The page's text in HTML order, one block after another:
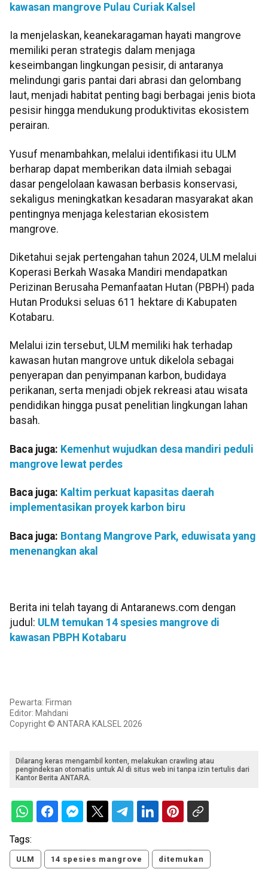
kawasan mangrove Pulau Curiak Kalsel
Ia menjelaskan, keanekaragaman hayati mangrove
memiliki peran strategis dalam menjaga
keseimbangan lingkungan pesisir, di antaranya
melindungi garis pantai dari abrasi dan gelombang
laut, menjadi habitat penting bagi berbagai jenis biota
pesisir hingga mendukung produktivitas ekosistem
perairan.
Yusuf menambahkan, melalui identifikasi itu ULM
berharap dapat memberikan data ilmiah sebagai
dasar pengelolaan kawasan berbasis konservasi,
sekaligus meningkatkan kesadaran masyarakat akan
pentingnya menjaga kelestarian ekosistem
mangrove.
Diketahui sejak pertengahan tahun 2024, ULM melalui
Koperasi Berkah Wasaka Mandiri mendapatkan
Perizinan Berusaha Pemanfaatan Hutan (PBPH) pada
Hutan Produksi seluas 611 hektare di Kabupaten
Kotabaru.
Melalui izin tersebut, ULM memiliki hak terhadap
kawasan hutan mangrove untuk dikelola sebagai
penyerapan dan penyimpanan karbon, budidaya
perikanan, serta menjadi objek rekreasi atau wisata
pendidikan hingga pusat penelitian lingkungan lahan
basah.
Baca juga: Kemenhut wujudkan desa mandiri peduli
mangrove lewat perdes
Baca juga: Kaltim perkuat kapasitas daerah
implementasikan proyek karbon biru
Baca juga: Bontang Mangrove Park, eduwisata yang
menenangkan akal
Berita ini telah tayang di Antaranews.com dengan
judul: ULM temukan 14 spesies mangrove di
kawasan PBPH Kotabaru
Pewarta: Firman
Editor: Mahdani
Copyright © ANTARA KALSEL 2026
Dilarang keras mengambil konten, melakukan crawling atau
pengindeksan otomatis untuk AI di situs web ini tanpa izin tertulis dari
Kantor Berita ANTARA.
Tags:
ULM 14 spesies mangrove ditemukan